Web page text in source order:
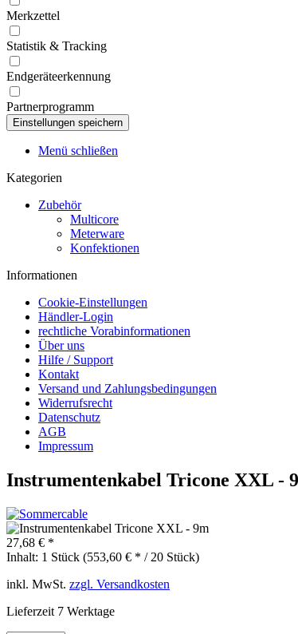
Merkzettel
Statistik & Tracking
Endgeräteerkennung
Partnerprogramm
Menü schließen
Kategorien
Zubehör
Multicore
Meterware
Konfektionen
Informationen
Cookie-Einstellungen
Händler-Login
rechtliche Vorabinformationen
Über uns
Hilfe / Support
Kontakt
Versand und Zahlungsbedingungen
Widerrufsrecht
Datenschutz
AGB
Impressum
Instrumentenkabel Tricone XXL -
27,68 € *
Inhalt: 1 Stück (553,60 € * / 20 Stück)
inkl. MwSt. zzgl. Versandkosten
Lieferzeit 7 Werktage